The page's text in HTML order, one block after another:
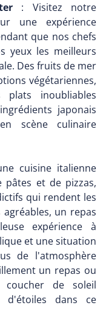
: Visitez notre
une expérience
que nos chefs
yeux les meilleurs
Des fruits de mer
végétariennes,
plats inoubliables
japonais
scène culinaire
cuisine italienne
pâtes et de pizzas,
qui rendent les
un repas
expérience à
et une situation
de l'atmosphère
un repas ou
de soleil
dans ce